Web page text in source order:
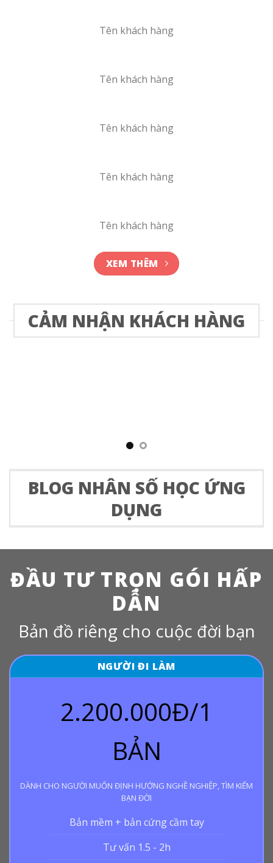
Tên khách hàng
Tên khách hàng
Tên khách hàng
Tên khách hàng
Tên khách hàng
XEM THÊM
CẢM NHẬN KHÁCH HÀNG
BLOG NHÂN SỐ HỌC ỨNG
DỤNG
ĐẦU TƯ TRỌN GÓI HẤP
DẪN
Bản đồ riêng cho cuộc đời bạn
NGƯỜI ĐI LÀM
2.200.000Đ/1
BẢN
DÀNH CHO NGƯỜI MUỐN ĐỊNH HƯỚNG NGHỀ NGHIỆP, TÌM KIẾM
BẠN ĐỜI
Bản mềm + bản cứng cầm tay
Tư vấn 1.5 - 2h